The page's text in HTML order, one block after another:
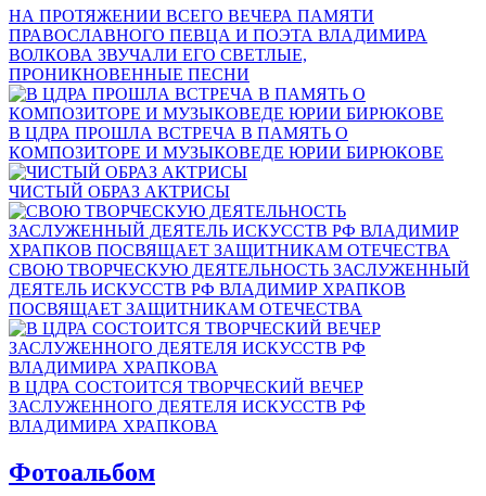
НА ПРОТЯЖЕНИИ ВСЕГО ВЕЧЕРА ПАМЯТИ
ПРАВОСЛАВНОГО ПЕВЦА И ПОЭТА ВЛАДИМИРА
ВОЛКОВА ЗВУЧАЛИ ЕГО СВЕТЛЫЕ,
ПРОНИКНОВЕННЫЕ ПЕСНИ
В ЦДРА ПРОШЛА ВСТРЕЧА В ПАМЯТЬ О
КОМПОЗИТОРЕ И МУЗЫКОВЕДЕ ЮРИИ БИРЮКОВЕ
ЧИСТЫЙ ОБРАЗ АКТРИСЫ
СВОЮ ТВОРЧЕСКУЮ ДЕЯТЕЛЬНОСТЬ ЗАСЛУЖЕННЫЙ
ДЕЯТЕЛЬ ИСКУССТВ РФ ВЛАДИМИР ХРАПКОВ
ПОСВЯЩАЕТ ЗАЩИТНИКАМ ОТЕЧЕСТВА
В ЦДРА СОСТОИТСЯ ТВОРЧЕСКИЙ ВЕЧЕР
ЗАСЛУЖЕННОГО ДЕЯТЕЛЯ ИСКУССТВ РФ
ВЛАДИМИРА ХРАПКОВА
Фотоальбом